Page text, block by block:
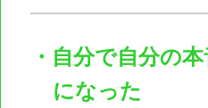
・自分で自分の
になった